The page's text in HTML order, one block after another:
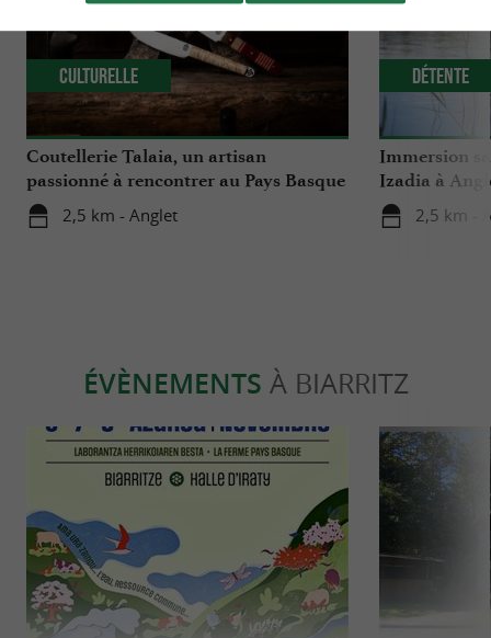
Coutellerie Talaia, un artisan
passionné à rencontrer au Pays Basque
2,5 km - Anglet
Culturelle
Immersion
Izadia à
2,5 km -
Détente
ÉVÈNEMENTS À BIARRITZ